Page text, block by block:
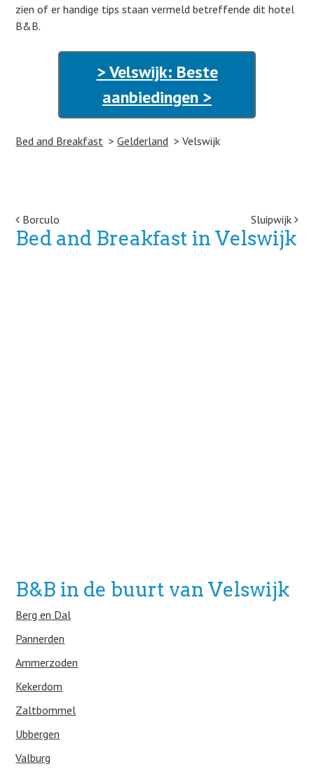
zien of er handige tips staan vermeld betreffende dit hotel
B&B.
> Velswijk: Beste
aanbiedingen >
Bed and Breakfast Gelderland Velswijk
Post navigation
Borculo Sluipwijk
Bed and Breakfast in Velswijk
B&B in de buurt van Velswijk
Berg en Dal
Pannerden
Ammerzoden
Kekerdom
Zaltbommel
Ubbergen
Valburg